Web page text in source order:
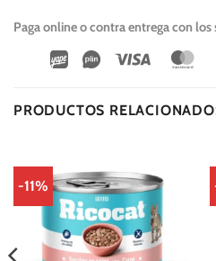
Paga online o contra entrega con
Wirecard
Vipps Visa
PRODUCTOS
-11%